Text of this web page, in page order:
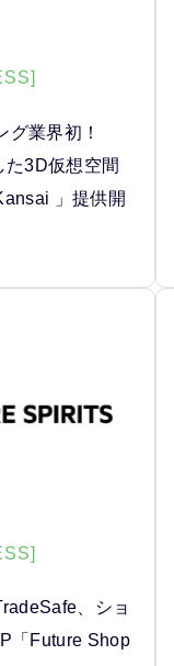
グ業界初！
3D仮想空間
」提供開
、ショ
「Future Shop